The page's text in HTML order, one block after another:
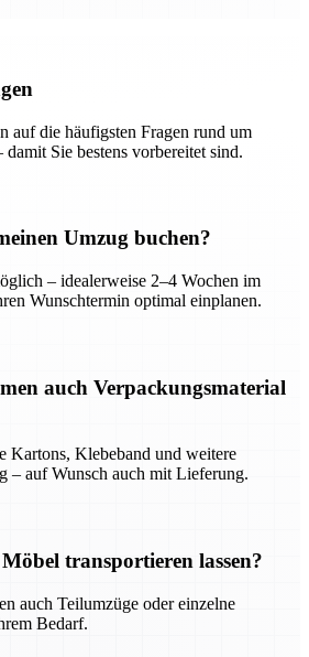
auf die häufigsten Fragen rund um
Sie bestens vorbereitet sind.
Umzug buchen?
– idealerweise 2–4 Wochen im
Wunschtermin optimal einplanen.
auch Verpackungsmaterial
Kartons, Klebeband und weitere
– auf Wunsch auch mit Lieferung.
transportieren lassen?
auch Teilumzüge oder einzelne
Bedarf.